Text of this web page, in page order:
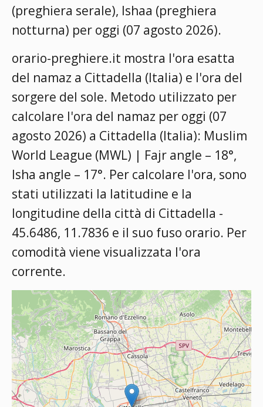
(preghiera serale), Ishaa (preghiera
notturna) per oggi (07 agosto 2026).
orario-preghiere.it mostra l'ora esatta
del namaz a Cittadella (Italia) e l'ora del
sorgere del sole. Metodo utilizzato per
calcolare l'ora del namaz per oggi (07
agosto 2026) a Cittadella (Italia): Muslim
World League (MWL) | Fajr angle – 18°,
Isha angle – 17°. Per calcolare l'ora, sono
stati utilizzati la latitudine e la
longitudine della città di Cittadella -
45.6486, 11.7836 e il suo fuso orario. Per
comodità viene visualizzata l'ora
corrente.